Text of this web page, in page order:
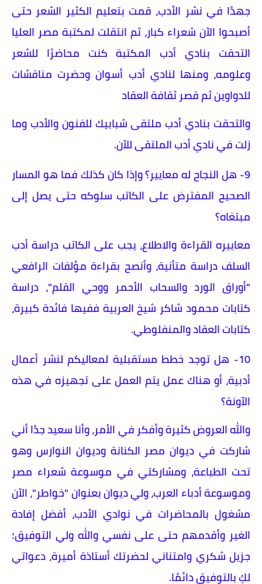
جهدًا في نشر الأدب، قمت بتعليم الكثير الشعر حتى
أصبحوا الآن شعراء كبار، ثم انتقلت لمكتبة مصر العليا
التحقت بنادي أدب المكتبة كنت محاضرًا للشعر
وعلومه، ومنها لنادي أدب أسوان وحضرت مناقشات
للدواوين ثم قصر ثقافة العقاد
والتحقت بنادي أدب ملتقى شبابيك للفنون والأدب وما
زلت في نادي أدب الملتقى للآن.
9- هل النجاح له معايير؟ وإذا كان كذلك فما هو المسار
الصحيح المفترض على الكاتب سلوكه حتى يصل إلى
مبتغاه؟
معاييره القراءة والاطلاع، يجب على الكاتب دراسة أدب
السلف دراسة متأنية، وأنصح بقراءة مؤلفات الرافعي
"أوراق الورد والسحاب الأحمر ووحي القلم"، دراسة
كتابات محمود شاكر شيخ العربية ففيها فائدة كبيرة،
كتابات العقاد والمنفلوطي.
10- هل توجد خطط مستقبلية لمعاليكم لنشر أعمال
أدبية، أو هناك عمل يتم العمل على تجهيزه في هذه
الآونة؟
والله العروض كثيرة وأفكر في الأمر، وأنا سعيد جدًا أني
شاركت في ديوان مصر الكنانة وديوان النوارس وهو
تحت الطباعة، ومشاركتي في موسوعة شعراء مصر
وموسوعة أدباء العرب، ولي ديوان بعنوان "خواطر"، الآن
مشغول بالمحاضرات في نوادي الأدب، أفضل إفادة
الغير وأقدمهم حتى على نفسي والله ولي التوفيق؛
جزيل شكري وامتناني لحضرتك أستاذة أميرة، دعواتي
لكِ بالتوفيق دائمًا.